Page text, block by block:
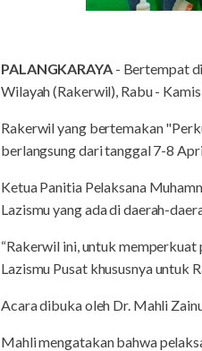
PALANGKARAYA- Bertempat di
Wilayah (Rakerwil), Rabu -
Rakerwil yang bertemakan
berlangsung dari tanggal 7-8
Ketua Panitia Pelaksana
Lazismu yang ada di daerah-
“Rakerwil ini, untuk
Lazismu Pusat khususnya untuk
Acara dibuka oleh Dr. Mahli
Mahli mengatakan bahwa